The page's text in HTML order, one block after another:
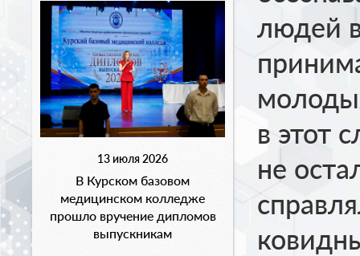
13 июля 2026
В Курском базовом
медицинском колледже
прошло вручение дипломов
выпускникам
людей
в этот
не